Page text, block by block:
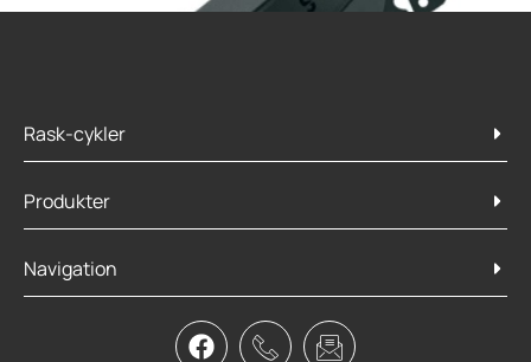
SKS S-guard
89,95 kr.
Rask-cykler
Produkter
Navigation